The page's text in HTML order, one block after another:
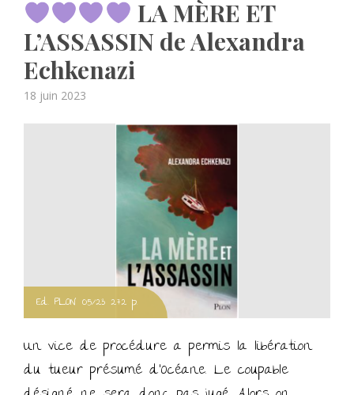
LA MÈRE ET
L’ASSASSIN de Alexandra
Echkenazi
Posted
18 juin 2023
Ed. PLON 05/23 272 p.
Un vice de procédure a permis la libération
du tueur présumé d’Océane. Le coupable